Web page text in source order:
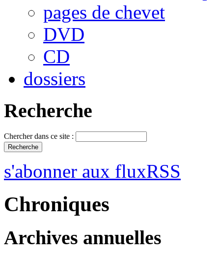
pages de chevet
DVD
CD
dossiers
Recherche
Chercher dans ce site :
s'abonner aux fluxRSS
Chroniques
Archives annuelles